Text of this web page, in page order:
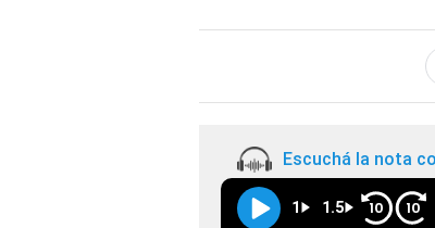
Escuchá la nota
1 1.5 10 10